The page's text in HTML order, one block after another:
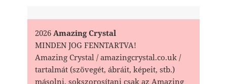
2026Amazing Crystal
MINDEN JOG FENNTARTVA!
Amazing Crystal / amazingcrystal.co.uk /
tartalmát (szövegét, ábráit, képeit, stb.)
másolni, sokszorosítani csak az Amazing